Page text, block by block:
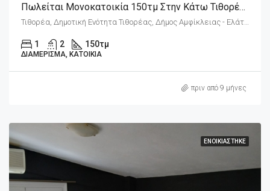
Πωλείται Μονοκατοικία 150τμ Στην Κάτω Τιθορέα Φθιώτιδας
1 2 150τμ
ΔΙΑΜΈΡΙΣΜΑ, ΚΑΤΟΙΚΊΑ
πριν από 9 μήνες
ΕΝΟΙΚΙΆΣΤΗΚΕ